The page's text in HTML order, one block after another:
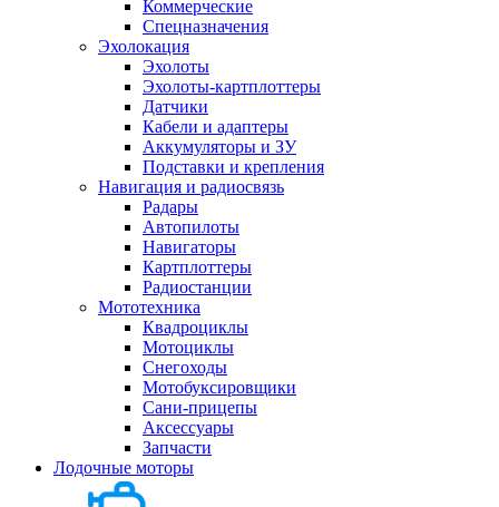
Коммерческие
Спецназначения
Эхолокация
Эхолоты
Эхолоты-картплоттеры
Датчики
Кабели и адаптеры
Аккумуляторы и ЗУ
Подставки и крепления
Навигация и радиосвязь
Радары
Автопилоты
Навигаторы
Картплоттеры
Радиостанции
Мототехника
Квадроциклы
Мотоциклы
Снегоходы
Мотобуксировщики
Сани-прицепы
Аксессуары
Запчасти
Лодочные моторы